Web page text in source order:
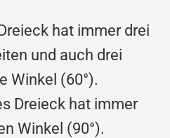
hat immer drei
und auch drei
Winkel (60°).
Dreieck hat immer
Winkel (90°).